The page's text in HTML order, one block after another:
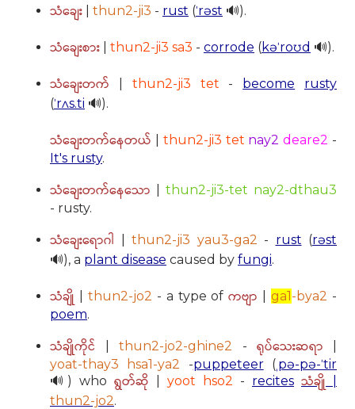
သံချေး thun2-ji3 - rust (ˈrəst 🔊).
သံချေးစား thun2-ji3 sa3 - corrode (kəˈroʊd 🔊).
သံချေးတက် thun2-ji3 tet - become
rusty
(ˈrʌs.ti 🔊).
သံချေးတက်နေတယ် thun2-ji3 tet nay2 deare2 -
It's rusty.
သံချေးတက်နေသော
thun2-ji3-tet nay2-dthau3
- rusty.
သံချေးရောဂါ thun2-ji3 yau3-ga2 - rust (rəst
🔊), a plant disease caused by fungi.
သံချို thun2-jo2 - a type ofကဗျာ ga1-bya2 -
poem.
သံချိုကိုင် |thun2-jo2-ghine2 - ရုပ်သေးဆရာ
yoat-thay3 hsa1-ya2
-puppeteer( ˌpə-pə-ˈtir
🔊) who ရွတ်ဆို yoot hso2 - recites သံချို
thun2-jo2.